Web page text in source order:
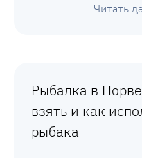
Читать
Рыбалка в
взять и как
рыбака